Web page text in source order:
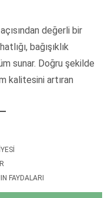
değerli bir
bağışıklık
sunar. Doğru şekilde
kalitesini artıran
FAYDALARI